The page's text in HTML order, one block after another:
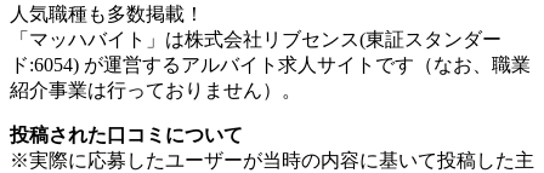
人気職種も多数掲載！
「マッハバイト」は株式会社リブセンス(東証スタンダー
ド:6054) が運営するアルバイト求人サイトです（なお、職業
紹介事業は行っておりません）。
投稿された口コミについて
※実際に応募したユーザーが当時の内容に基いて投稿した主